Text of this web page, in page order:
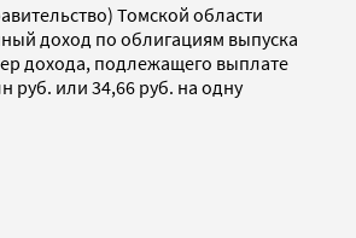
Томской области
доход по облигациям выпуска
дохода, подлежащего выплате
руб. или 34,66 руб. на одну